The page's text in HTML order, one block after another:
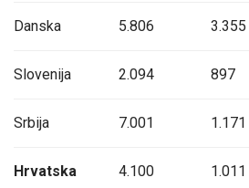
Danska 5.806 3.355
Slovenija 2.094 897
Srbija 7.001 1.171
Hrvatska 4.100 1.011